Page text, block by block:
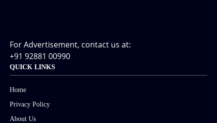
For Advertisement, contact us at:
+91 92881 00990
QUICK LINKS
Home
Privacy Policy
About Us